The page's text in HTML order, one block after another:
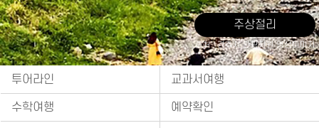
주상절리
출처 : 경주시 관광자원 영상이미지
투어라인 교과서여행
수학여행 예약확인